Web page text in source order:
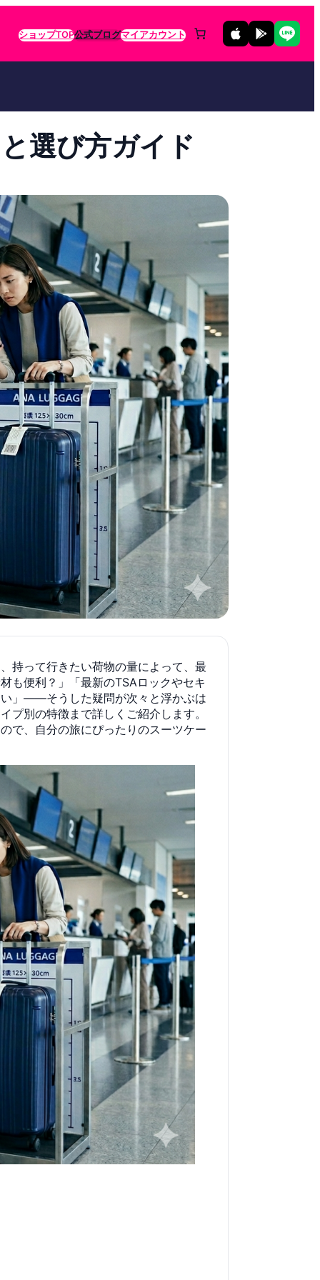
ショップTOP公式ブログマイアカウント
選び方ガイド
持って行きたい荷物の量によって、最
も便利？」「最新のTSAロックやセキ
い」——そうした疑問が次々と浮かぶは
別の特徴まで詳しくご紹介します。
で、自分の旅にぴったりのスーツケー